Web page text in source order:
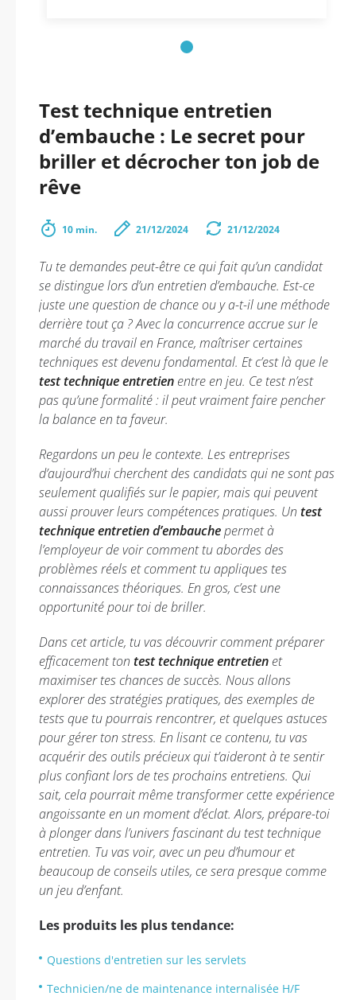
Test technique entretien
d’embauche : Le secret pour
briller et décrocher ton job de
rêve
10 min. 21/12/2024 21/12/2024
Tu te demandes peut-être ce qui fait qu’un candidat
se distingue lors d’un entretien d’embauche. Est-ce
juste une question de chance ou y a-t-il une méthode
derrière tout ça ? Avec la concurrence accrue sur le
marché du travail en France, maîtriser certaines
techniques est devenu fondamental. Et c’est là que le
test technique entretien entre en jeu. Ce test n’est
pas qu’une formalité : il peut vraiment faire pencher
la balance en ta faveur.
Regardons un peu le contexte. Les entreprises
d’aujourd’hui cherchent des candidats qui ne sont pas
seulement qualifiés sur le papier, mais qui peuvent
aussi prouver leurs compétences pratiques. Un test
technique entretien d’embauchepermet à
l’employeur de voir comment tu abordes des
problèmes réels et comment tu appliques tes
connaissances théoriques. En gros, c’est une
opportunité pour toi de briller.
Dans cet article, tu vas découvrir comment préparer
efficacement ton test technique entretien et
maximiser tes chances de succès. Nous allons
explorer des stratégies pratiques, des exemples de
tests que tu pourrais rencontrer, et quelques astuces
pour gérer ton stress. En lisant ce contenu, tu vas
acquérir des outils précieux qui t’aideront à te sentir
plus confiant lors de tes prochains entretiens. Qui
sait, cela pourrait même transformer cette expérience
angoissante en un moment d’éclat. Alors, prépare-toi
à plonger dans l’univers fascinant du test technique
entretien. Tu vas voir, avec un peu d’humour et
beaucoup de conseils utiles, ce sera presque comme
un jeu d’enfant.
Les produits les plus tendance:
Questions d'entretien sur les servlets
Technicien/ne de maintenance internalisée H/F